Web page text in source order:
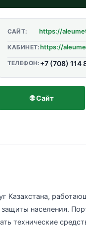
САЙТ: https://
КАБИНЕТ:
ТЕЛЕФОН: +7 (708) 114
🌐 Сайт
Казахстана,
населения.
технические